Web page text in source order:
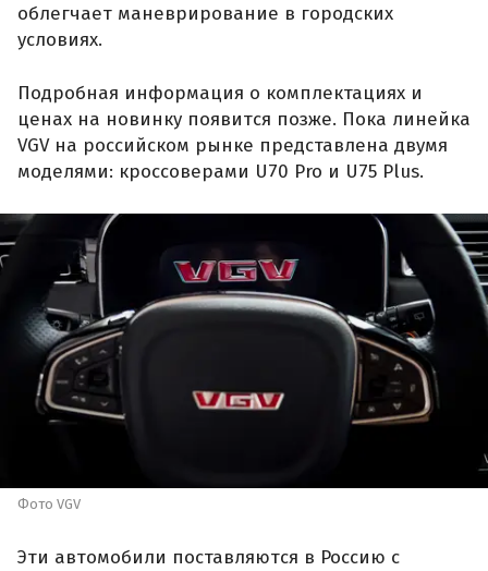
облегчает маневрирование в городских
условиях.
Подробная информация о комплектациях и
ценах на новинку появится позже. Пока линейка
VGV на российском рынке представлена двумя
моделями: кроссоверами U70 Pro и U75 Plus.
Фото VGV
Эти автомобили поставляются в Россию с